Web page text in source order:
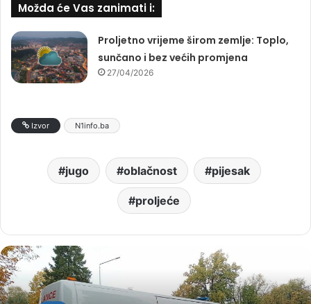
Možda će Vas zanimati i:
Proljetno vrijeme širom zemlje: Toplo,
sunčano i bez većih promjena
27/04/2026
Izvor N1info.ba
jugo oblačnost pijesak
proljeće